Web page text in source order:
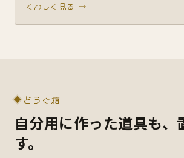
くわしく見る →
どうぐ箱
自分用に作った道具も、
す。